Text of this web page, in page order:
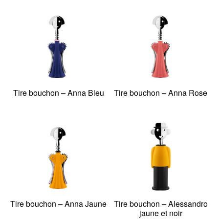
Tire bouchon – Anna Bleu Tire bouchon – Anna Rose
Tire bouchon – Anna Jaune
Tire bouchon – Alessandro
jaune et noir